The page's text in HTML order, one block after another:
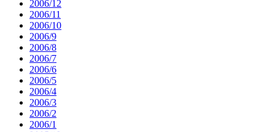
2006/12
2006/11
2006/10
2006/9
2006/8
2006/7
2006/6
2006/5
2006/4
2006/3
2006/2
2006/1